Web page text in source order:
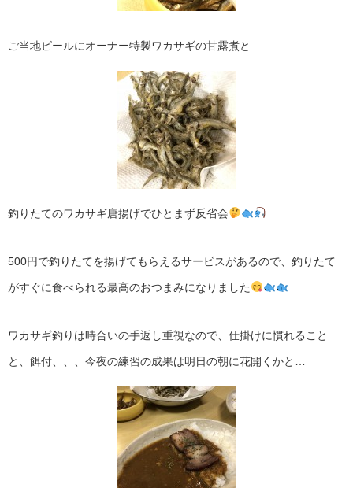
ご当地ビールにオーナー特製ワカサギの甘露煮と
釣りたてのワカサギ唐揚げでひとまず反省会
500円で釣りたてを揚げてもらえるサービスがあるので、釣りたて
がすぐに食べられる最高のおつまみになりました
ワカサギ釣りは時合いの手返し重視なので、仕掛けに慣れること
と、餌付、、、今夜の練習の成果は明日の朝に花開くかと…